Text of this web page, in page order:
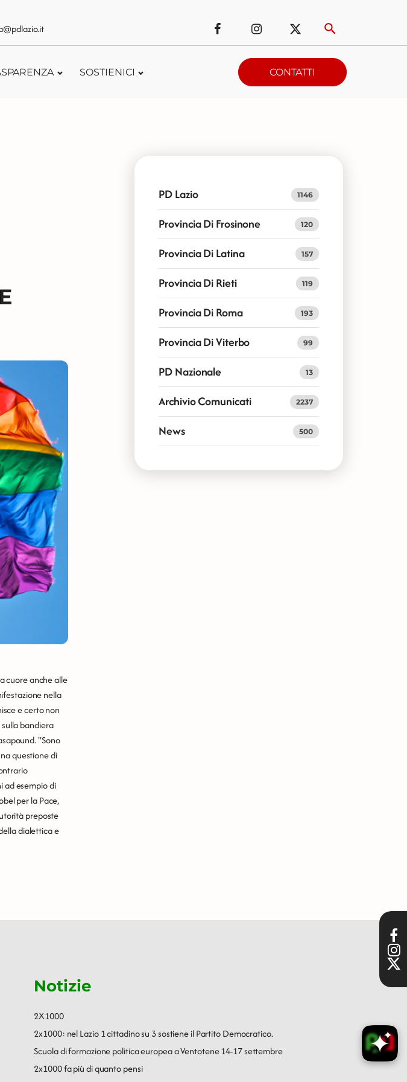
SOSTIENICI CONTATTI
cuore anche alle
nella
e certo non
bandiera
"Sono
questione di
ad esempio di
per la Pace,
preposte
dialettica e
PD Lazio 1146
Provincia Di Frosinone 120
Provincia Di Latina 157
Provincia Di Rieti 119
Provincia Di Roma 193
Provincia Di Viterbo 99
PD Nazionale 13
Archivio Comunicati 2237
News 500
Notizie
2X1000
2x1000: nel Lazio 1 cittadino su 3 sostiene il Partito Democratico.
Scuola di formazione politica europea a Ventotene 14-17 settembre
2x1000 fa più di quanto pensi